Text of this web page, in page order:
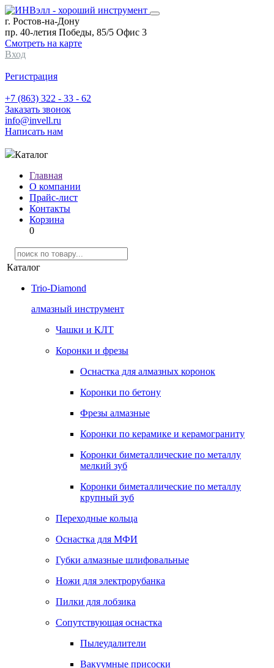
г. Ростов-на-Дону
пр. 40-летия Победы, 85/5 Офис 3
Смотреть на карте
Вход
Регистрация
+7 (863) 322 - 33 - 62
Заказать звонок
info@invell.ru
Написать нам
Каталог
Главная
О компании
Прайс-лист
Контакты
Корзина
0
Каталог
Trio-Diamond
алмазный инструмент
Чашки и КЛТ
Коронки и фрезы
Оснастка для алмазных коронок
Коронки по бетону
Фрезы алмазные
Коронки по керамике и керамограниту
Коронки биметаллические по металлу
мелкий зуб
Коронки биметаллические по металлу
крупный зуб
Переходные кольца
Оснастка для МФИ
Губки алмазные шлифовальные
Ножи для электрорубанка
Пилки для лобзика
Сопутствующая оснастка
Пылеудалители
Вакуумные присоски